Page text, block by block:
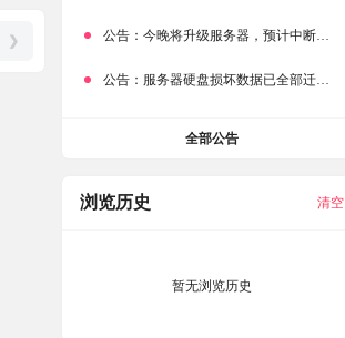
❯ 公告： 今晚将升级服务器，预计中断时常为1分钟
公告： 服务器硬盘损坏数据已全部迁移备份，网站恢复完成！
全部公告
浏览历史 清空
暂无浏览历史